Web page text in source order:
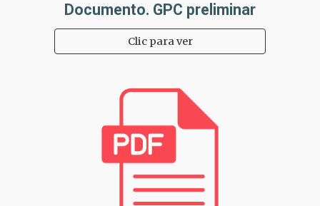
Documento. GPC preliminar
Clic para ver